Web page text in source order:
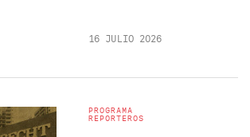
16 JULIO 2026
PROGRAMA
REPORTEROS